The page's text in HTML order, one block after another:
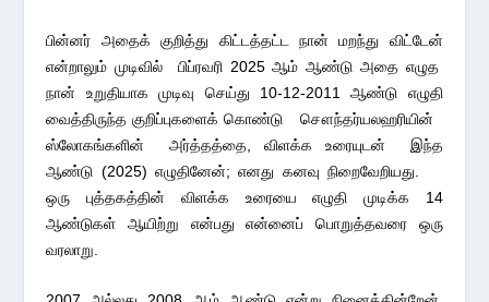
பின்னர் அதைக் குறித்து கிட்டத்தட்ட நான் மறந்து விட்டேன்
என்றாலும் முடிவில் பிப்ரவரி 2025 ஆம் ஆண்டு அதை எழுத
நான் உறுதியாக முடிவு செய்து 10-12-2011 ஆண்டு எழுதி
வைத்திருந்த குறிப்புகளைக் கொண்டு சௌந்தர்யலஹரியின்
ஸ்லோகங்களின் அர்த்தத்தை, விளக்க உரையுடன் இந்த
ஆண்டு (2025) எழுதினேன்; எனது கனவு நிறைவேறியது.
ஒரு புத்தகத்தின் விளக்க உரையை எழுதி முடிக்க 14
ஆண்டுகள் ஆயிற்று என்பது என்னைப் பொறுத்தவரை ஒரு
வரலாறு.